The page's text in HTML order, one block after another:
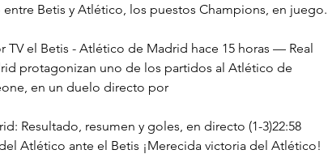
Betis y Atlético, los puestos Champions, en juego.
TV el Betis - Atlético de Madrid hace 15 horas — Real
protagonizan uno de los partidos al Atlético de
en un duelo directo por
Resultado, resumen y goles, en directo (1-3)22:58
Atlético ante el Betis ¡Merecida victoria del Atlético!